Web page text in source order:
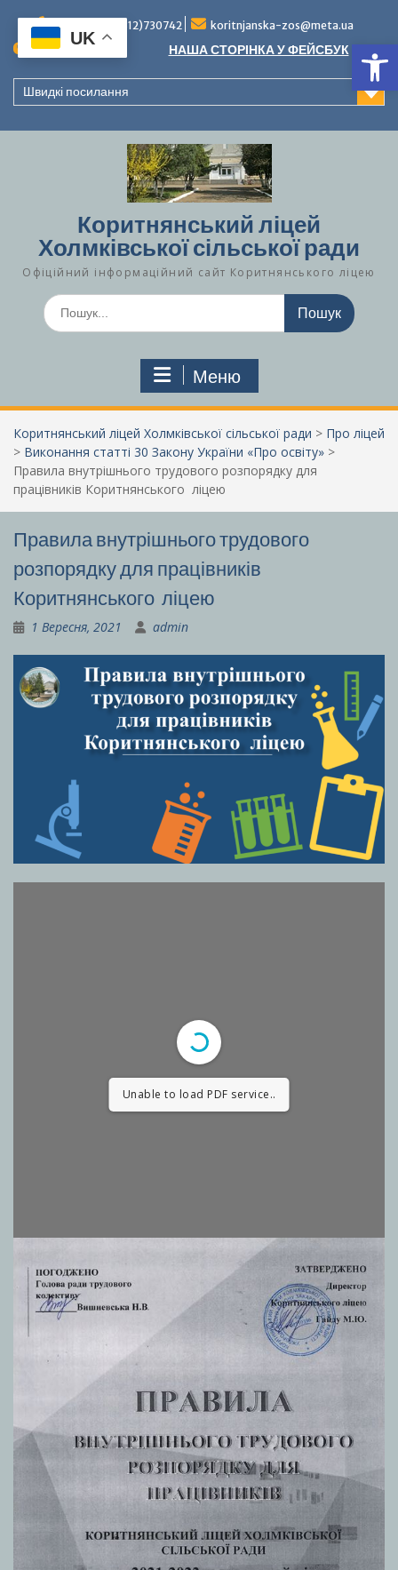
вмісту
Тел./факс (0312)730742 koritnjanska-zos@meta.ua
Повідомлення: НАША СТОРІНКА У ФЕЙСБУК
Швидкі посилання
Коритнянський ліцей
Холмківської сільської ради
Офіційний інформаційний сайт Коритнянського ліцею
Шукати:
Меню
Коритнянський ліцей Холмківської сільської ради > Про ліцей
> Виконання статті 30 Закону України «Про освіту» >
Правила внутрішнього трудового розпорядку для
працівників Коритнянського ліцею
Правила внутрішнього трудового
розпорядку для працівників
Коритнянського ліцею
1 Вересня, 2021 admin
Unable to load PDF service..
UK